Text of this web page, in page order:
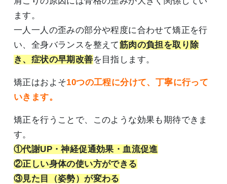
ます。
一人一人の歪みの部分や程度に合わせて矯正を行
い、全身バランスを整えて筋肉の負担を取り除
き、症状の早期改善を目指します。
矯正はおよそ10つの工程に分けて、丁寧に行って
いきます。
矯正を行うことで、このような効果も期待できま
す。
①代謝UP・神経促通効果・血流促進
②正しい身体の使い方ができる
③見た目（姿勢）が変わる